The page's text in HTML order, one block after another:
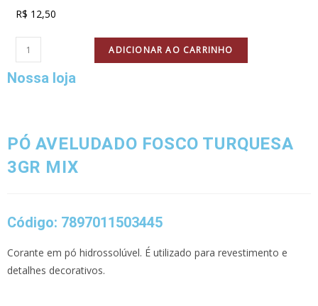
R$ 12,50
ADICIONAR AO CARRINHO
Nossa loja
PÓ AVELUDADO FOSCO TURQUESA
3GR MIX
Código: 7897011503445
Corante em pó hidrossolúvel. É utilizado para revestimento e
detalhes decorativos.